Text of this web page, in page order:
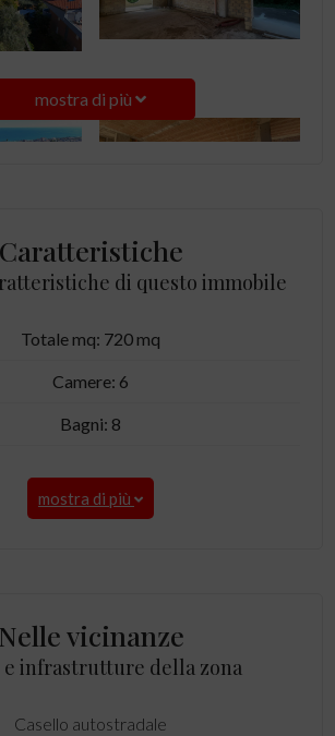
mostra di più
Caratteristiche
di questo immobile
Totale mq: 720 mq
Camere: 6
Bagni: 8
mostra di più
Nelle vicinanze
e infrastrutture della zona
Casello autostradale